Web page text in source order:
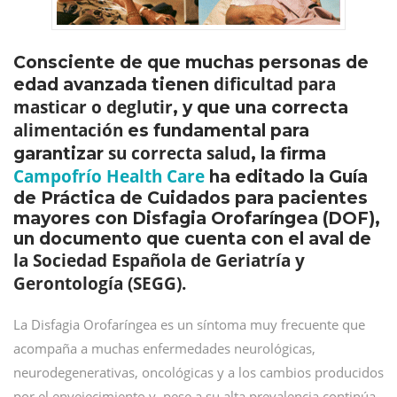
Consciente de que muchas personas de
edad avanzada tienen dificultad para
masticar o deglutir, y que una correcta
alimentación es fundamental para
garantizar su correcta salud, la firma
Campofrío Health Care ha editado la Guía
de Práctica de Cuidados para pacientes
mayores con Disfagia Orofaríngea (DOF),
un documento que cuenta con el aval de
la Sociedad Española de Geriatría y
Gerontología (SEGG).
La Disfagia Orofaríngea es un síntoma muy frecuente que
acompaña a muchas enfermedades neurológicas,
neurodegenerativas, oncológicas y a los cambios producidos